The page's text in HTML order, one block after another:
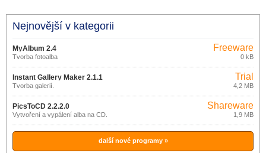
Nejnovější v kategorii
MyAlbum 2.4
Tvorba fotoalba
Freeware
0 kB
Instant Gallery Maker 2.1.1
Tvorba galerií.
Trial
4,2 MB
PicsToCD 2.2.2.0
Vytvoření a vypálení alba na CD.
Shareware
1,9 MB
další nové programy »